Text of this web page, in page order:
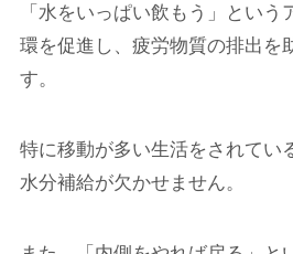
「水をいっぱい飲もう」とい
環を促進し、疲労物質の排出を
す。
特に移動が多い生活をされてい
水分補給が欠かせません。